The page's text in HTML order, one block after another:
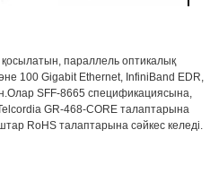
параллель оптикалық
100 Gigabit Ethernet, InfiniBand EDR,
SFF-8665 спецификациясына,
GR-468-CORE талаптарына
RoHS талаптарына сәйкес келеді.